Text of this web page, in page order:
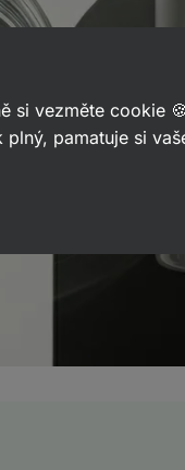
si vezměte cookie
plný, pamatuje si